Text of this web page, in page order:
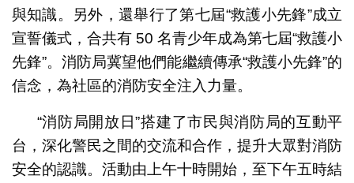
與知識。另外，還舉行了第七屆“救護小先鋒”成立
宣誓儀式，合共有 50 名青少年成為第七屆“救護小
先鋒”。消防局冀望他們能繼續傳承“救護小先鋒”的
信念，為社區的消防安全注入力量。
“消防局開放日”搭建了市民與消防局的互動平
台，深化警民之間的交流和合作，提升大眾對消防
安全的認識。活動由上午十時開始，至下午五時結